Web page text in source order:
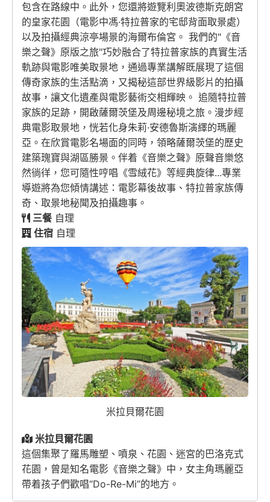
包含在路線中。此外，您還將遊覽利奧波德斯克朗宮
的皇家花園（電影中馮·特拉普家的宅邸背面取景處）
以及拍攝經典涼亭場景的海爾布倫宮。 我們的"《音
樂之聲》原版之旅"巧妙融合了特拉普家族的真實生活
軌跡與電影唯美取景地，通過專業講解既展現了這個
傳奇家族的生活點滴，又揭秘這部世界級影片的拍攝
故事，讓文化遺產與電影藝術交相輝映。 追隨特拉普
家族的足跡，開啟薩爾茨堡及周邊秘境之旅。漫步經
典電影取景地，恍若化身朱莉·安德魯斯演繹的瑪麗
亞。在欣賞電影名場面的同時，領略薩爾茨堡的歷史
建築瑰寶與湖區勝景。伴着《音樂之聲》原聲音樂悠
然徜徉，您可隨性哼唱《雪絨花》等經典旋律...專業
導遊將為您傾情講述：電影幕後故事、特拉普家族傳
奇、取景地秘聞及拍攝趣事。
三餐自理
住宿 自理
米拉貝爾花園
米拉貝爾花園
這個集聚了羅馬雕塑、噴泉、花園、迷宮的巴洛克式
花園，曾是知名電影《音樂之聲》中，女主角瑪麗亞
帶着孩子們歡唱“Do-Re-Mi”的地方。